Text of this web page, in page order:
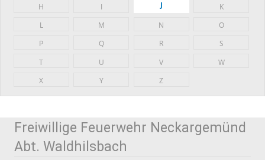
H
I J
K
L
M N
O
P
Q R
S
T
U V
W
X
Y Z
Freiwillige Feuerwehr Neckargemünd
Abt. Waldhilsbach